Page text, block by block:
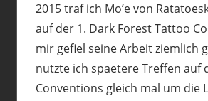
2015 traf ich Mo’e von
auf der 1. Dark Forest Tattoo
mir gefiel seine Arbeit ziemlich
nutzte ich spaetere Treffen auf
Conventions gleich mal um die